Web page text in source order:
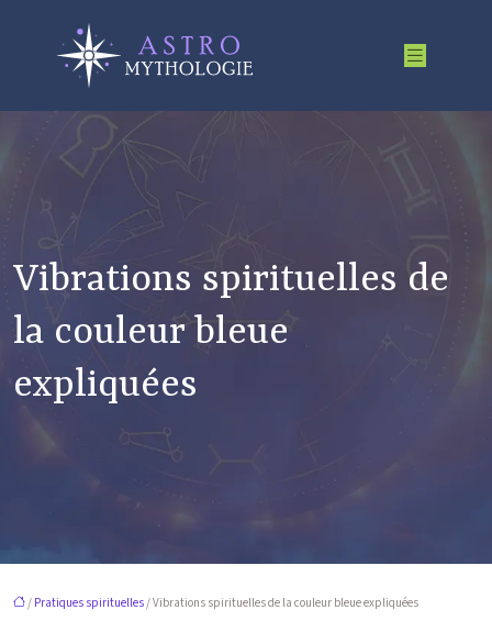
Vibrations spirituelles de
la couleur bleue
expliquées
/ Pratiques spirituelles/ Vibrations spirituelles de la couleur bleue expliquées